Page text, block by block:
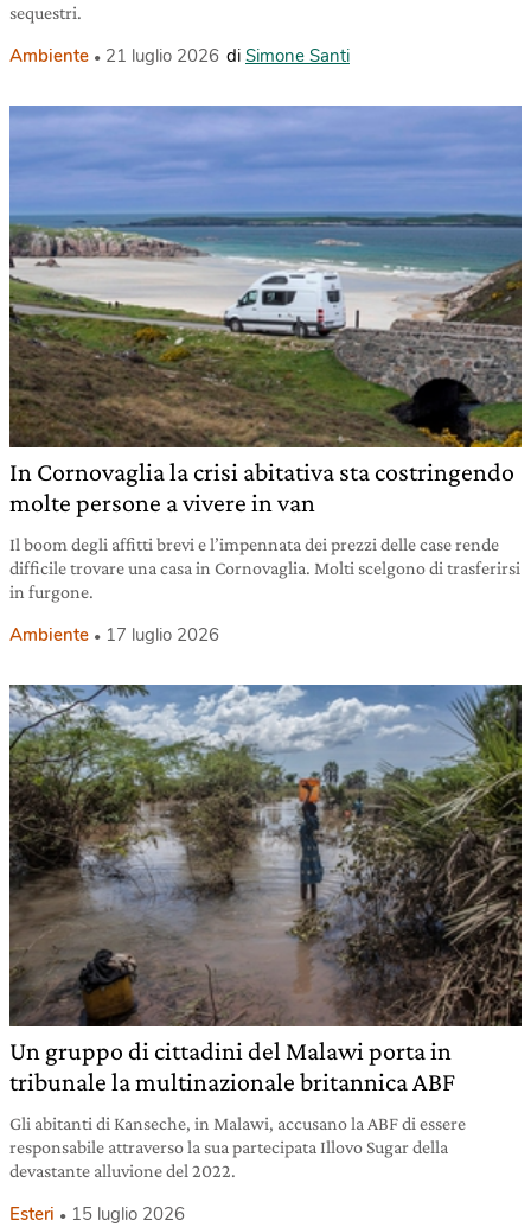
sequestri.
Ambiente 21 luglio 2026 di Simone Santi
In Cornovaglia la crisi abitativa sta costringendo
molte persone a vivere in van
Il boom degli affitti brevi e l’impennata dei prezzi delle case rende
difficile trovare una casa in Cornovaglia. Molti scelgono di trasferirsi
in furgone.
Ambiente 17 luglio 2026
Un gruppo di cittadini del Malawi porta in
tribunale la multinazionale britannica ABF
Gli abitanti di Kanseche, in Malawi, accusano la ABF di essere
responsabile attraverso la sua partecipata Illovo Sugar della
devastante alluvione del 2022.
Esteri 15 luglio 2026